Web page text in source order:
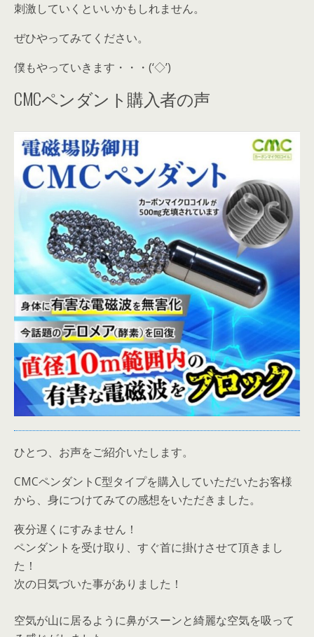
刺激していくといいかもしれません。
ぜひやってみてください。
僕もやっていきます・・・(‘◇’)ゞ
CMCペンダント購入者の声
ひとつ、お声をご紹介いたします。
CMCペンダントC型タイプを購入していただいたお客様
から、身につけてみての感想をいただきました。
夜分遅くにすみません！
ペンダントを受け取り、すぐ首に掛けさせて頂きまし
た！
次の日気づいた事がありました！
空気が山に居るように鼻がスーンと綺麗な空気を吸って